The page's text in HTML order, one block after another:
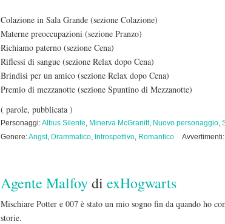
Colazione in Sala Grande (sezione Colazione)
Materne preoccupazioni (sezione Pranzo)
Richiamo paterno (sezione Cena)
Riflessi di sangue (sezione Relax dopo Cena)
Brindisi per un amico (sezione Relax dopo Cena)
Premio di mezzanotte (sezione Spuntino di Mezzanotte)
( parole, pubblicata )
Personaggi:Albus Silente, Minerva McGranitt, Nuovo personaggio,
Genere:Angst, Drammatico, Introspettivo, Romantico
Agente Malfoydi exHogwarts
Mischiare Potter e 007 è stato un mio sogno fin da quando ho
storie.